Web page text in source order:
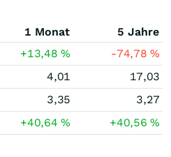
1 Monat
5 Jahre
+13,48% -74,78%
4,01
17,03
3,35
3,27
+40,64% +40,56%